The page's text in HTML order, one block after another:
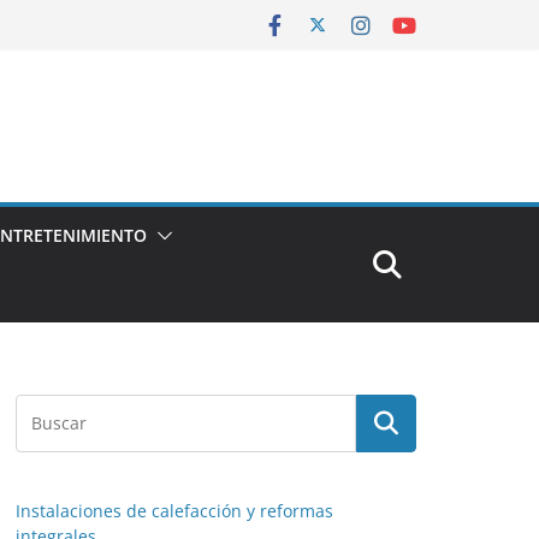
Instalaciones de calefacción y reformas